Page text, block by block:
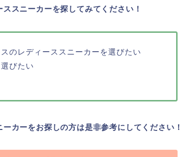
スニーカーを探してみてください！
のレディーススニーカーを選びたい
びたい
カーをお探しの方は是非参考にしてください！